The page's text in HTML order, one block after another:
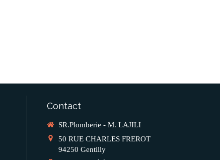
Contact
SR.Plomberie - M. LAJILI
50 RUE CHARLES FREROT
94250 Gentilly